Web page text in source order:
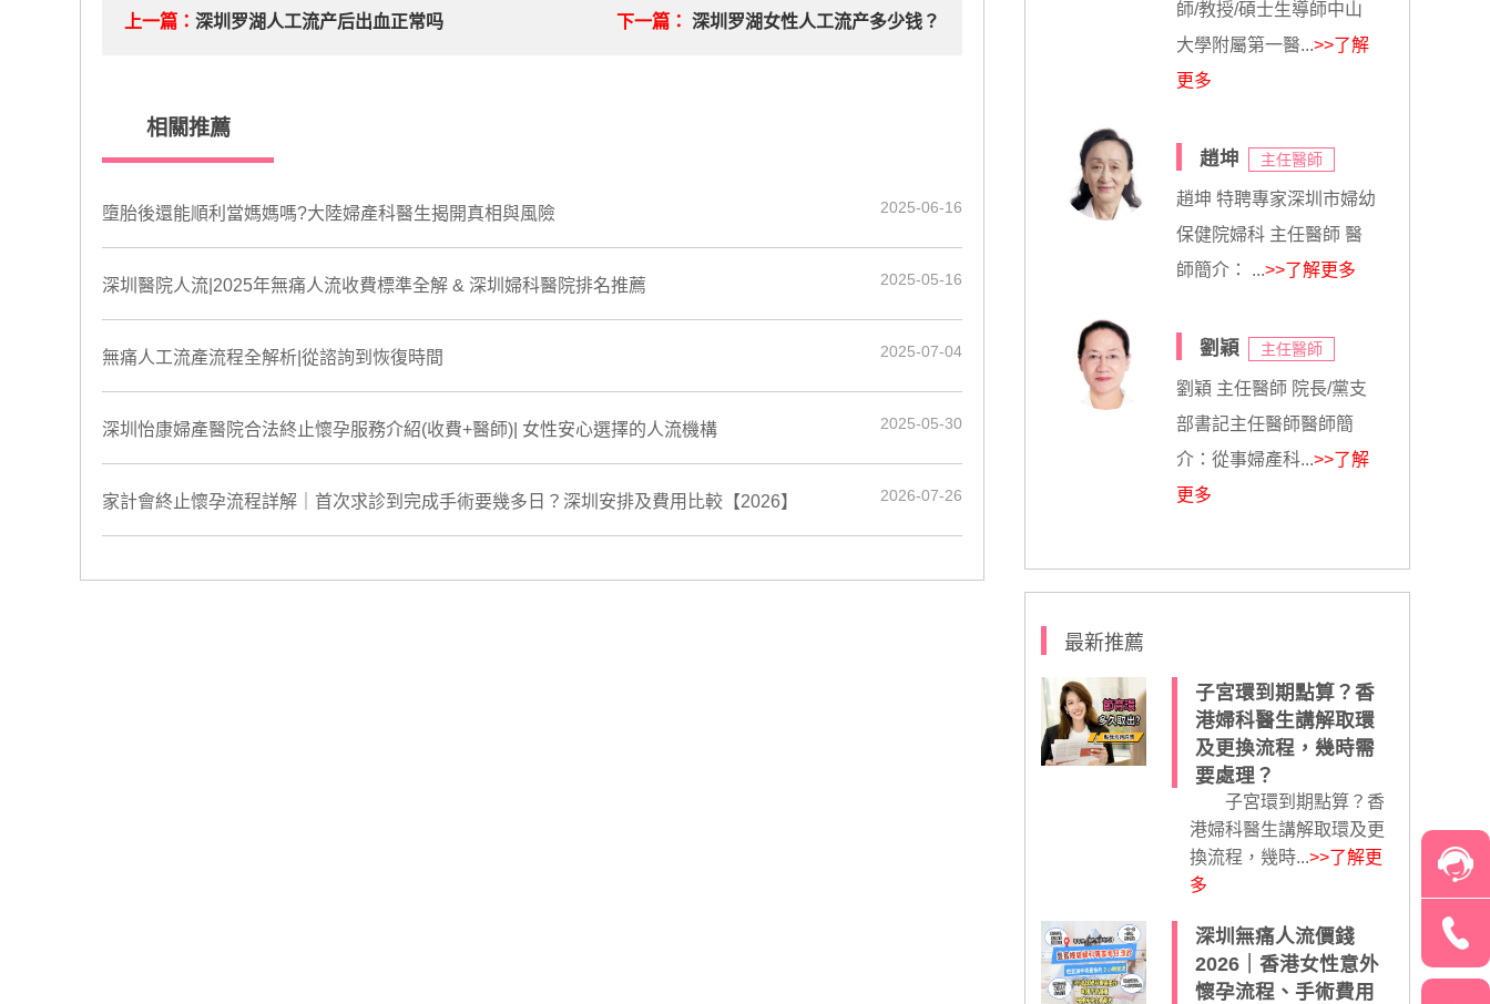
上一篇：深圳罗湖人工流产后出血正常吗 下一篇： 深圳罗湖女性人工流产多少钱？
相關推薦
墮胎後還能順利當媽媽嗎?大陸婦產科醫生揭開真相與風險 2025-06-16
深圳醫院人流|2025年無痛人流收費標準全解 & 深圳婦科醫院排名推薦 2025-05-16
無痛人工流產流程全解析|從諮詢到恢復時間 2025-07-04
深圳怡康婦產醫院合法終止懷孕服務介紹(收費+醫師)| 女性安心選擇的人流機構 2025-05-30
家計會終止懷孕流程詳解｜首次求診到完成手術要幾多日？深圳安排及費用比較【2026】 2026-07-26
師/教授/碩士生導師中山
大學附屬第一醫...>>了解
更多
趙坤 主任醫師
趙坤 特聘專家深圳市婦幼
保健院婦科 主任醫師 醫
師簡介： ...>>了解更多
劉穎 主任醫師
劉穎 主任醫師 院長/黨支
部書記主任醫師醫師簡
介：從事婦產科...>>了解
更多
最新推薦
子宮環到期點算？香
港婦科醫生講解取環
及更換流程，幾時需
要處理？
子宮環到期點算？香
港婦科醫生講解取環及更
換流程，幾時...>>了解更
多
深圳無痛人流價錢
2026｜香港女性意外
懷孕流程、手術費用